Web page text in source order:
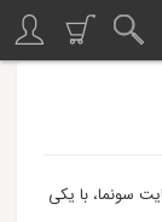
سونما، با یکی